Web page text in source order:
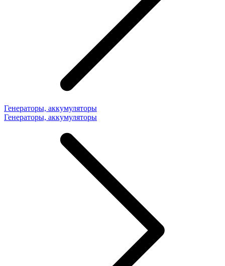
Генераторы, аккумуляторы
Генераторы, аккумуляторы